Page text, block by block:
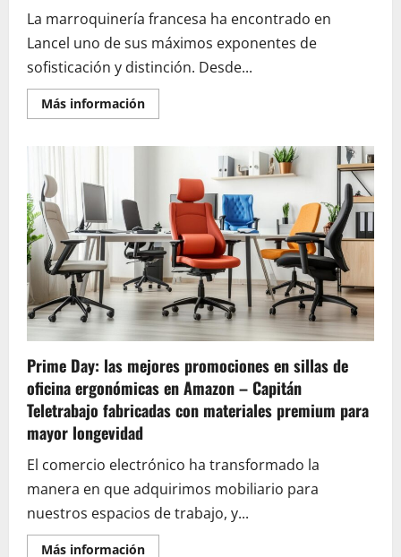
La marroquinería francesa ha encontrado en
Lancel uno de sus máximos exponentes de
sofisticación y distinción. Desde...
Más informaciónEn
savoir
Lancel:
Premier
Flirt,
Bolsa
Cubo,
Bestou
–
Influencia
y
elegancia:
Las
estrellas
que
convirtieron
en
tendencia
Prime Day: las mejores promociones en sillas de
oficina ergonómicas en Amazon – Capitán
Teletrabajo fabricadas con materiales premium para
mayor longevidad
El comercio electrónico ha transformado la
manera en que adquirimos mobiliario para
nuestros espacios de trabajo, y...
Más informaciónEn